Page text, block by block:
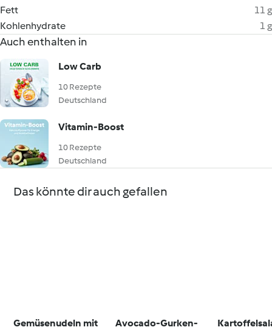
Fett
11 g
Kohlenhydrate
1 g
Auch enthalten in
Low Carb
10 Rezepte
Deutschland
Vitamin-Boost
10 Rezepte
Deutschland
Das könnte dir auch gefallen
Gemüsenudeln mit
Avocado-Gurken-